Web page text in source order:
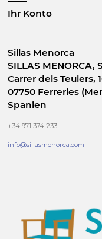
Ihr Konto
Sillas Menorca
SILLAS MENORCA,
Carrer dels Teulers,
07750 Ferreries
Spanien
+34 971 374 233
info@sillasmenorca.com